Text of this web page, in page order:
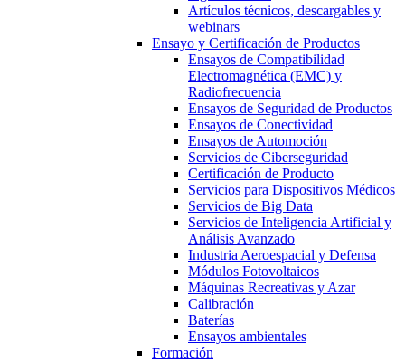
Artículos técnicos, descargables y
webinars
Ensayo y Certificación de Productos
Ensayos de Compatibilidad
Electromagnética (EMC) y
Radiofrecuencia
Ensayos de Seguridad de Productos
Ensayos de Conectividad
Ensayos de Automoción
Servicios de Ciberseguridad
Certificación de Producto
Servicios para Dispositivos Médicos
Servicios de Big Data
Servicios de Inteligencia Artificial y
Análisis Avanzado
Industria Aeroespacial y Defensa
Módulos Fotovoltaicos
Máquinas Recreativas y Azar
Calibración
Baterías
Ensayos ambientales
Formación